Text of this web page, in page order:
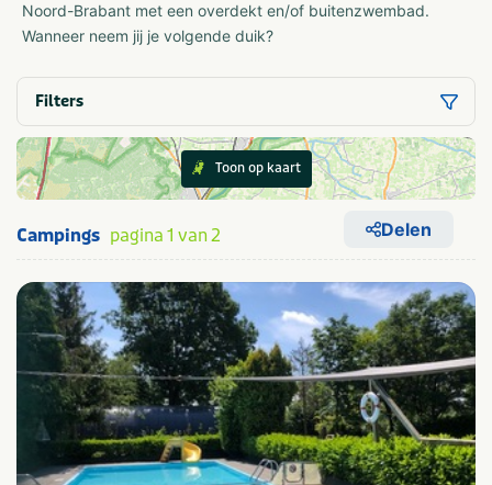
Noord-Brabant met een overdekt en/of buitenzwembad.
Wanneer neem jij je volgende duik?
Filters
Toon op kaart
Campings pagina 1 van 2 Delen